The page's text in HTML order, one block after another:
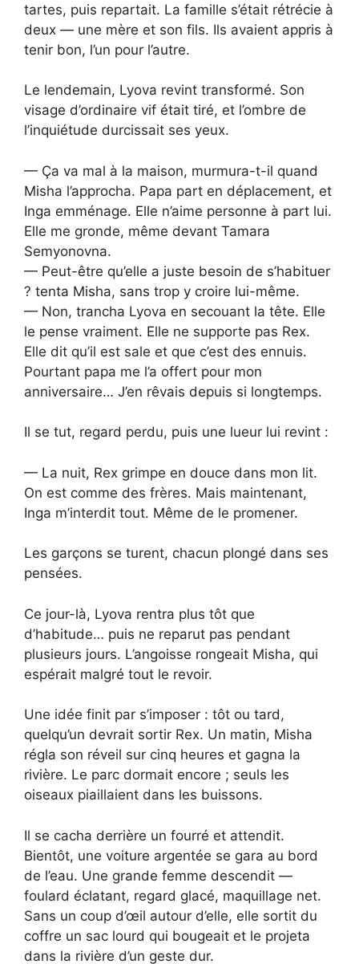
tartes, puis repartait. La famille s’était rétrécie à
deux — une mère et son fils. Ils avaient appris à
tenir bon, l’un pour l’autre.
Le lendemain, Lyova revint transformé. Son
visage d’ordinaire vif était tiré, et l’ombre de
l’inquiétude durcissait ses yeux.
— Ça va mal à la maison, murmura-t-il quand
Misha l’approcha. Papa part en déplacement, et
Inga emménage. Elle n’aime personne à part lui.
Elle me gronde, même devant Tamara
Semyonovna.
— Peut-être qu’elle a juste besoin de s’habituer
? tenta Misha, sans trop y croire lui-même.
— Non, trancha Lyova en secouant la tête. Elle
le pense vraiment. Elle ne supporte pas Rex.
Elle dit qu’il est sale et que c’est des ennuis.
Pourtant papa me l’a offert pour mon
anniversaire… J’en rêvais depuis si longtemps.
Il se tut, regard perdu, puis une lueur lui revint :
— La nuit, Rex grimpe en douce dans mon lit.
On est comme des frères. Mais maintenant,
Inga m’interdit tout. Même de le promener.
Les garçons se turent, chacun plongé dans ses
pensées.
Ce jour-là, Lyova rentra plus tôt que
d’habitude… puis ne reparut pas pendant
plusieurs jours. L’angoisse rongeait Misha, qui
espérait malgré tout le revoir.
Une idée finit par s’imposer : tôt ou tard,
quelqu’un devrait sortir Rex. Un matin, Misha
régla son réveil sur cinq heures et gagna la
rivière. Le parc dormait encore ; seuls les
oiseaux piaillaient dans les buissons.
Il se cacha derrière un fourré et attendit.
Bientôt, une voiture argentée se gara au bord
de l’eau. Une grande femme descendit —
foulard éclatant, regard glacé, maquillage net.
Sans un coup d’œil autour d’elle, elle sortit du
coffre un sac lourd qui bougeait et le projeta
dans la rivière d’un geste dur.